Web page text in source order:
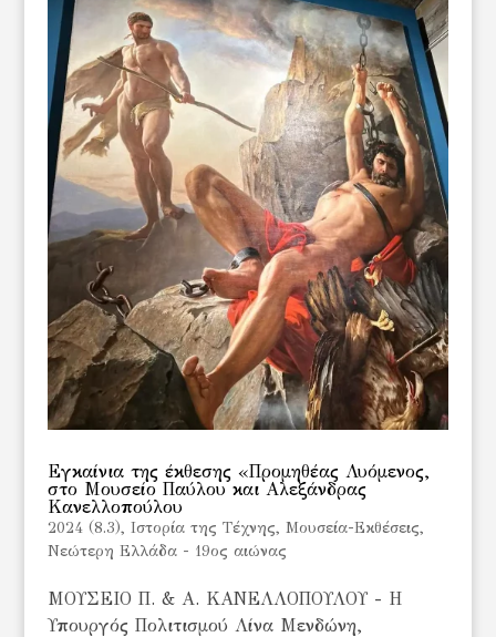
Εγκαίνια της έκθεσης «Προμηθέας Λυόμενος,
στο Μουσείο Παύλου και Αλεξάνδρας
Κανελλοπούλου
2024 (8.3), Ιστορία της Τέχνης, Μουσεία-Εκθέσεις,
Νεώτερη Ελλάδα - 19ος αιώνας
ΜΟΥΣΕΙΟ Π. & Α. ΚΑΝΕΛΛΟΠΟΥΛΟΥ - Η
Υπουργός Πολιτισμού Λίνα Μενδώνη,